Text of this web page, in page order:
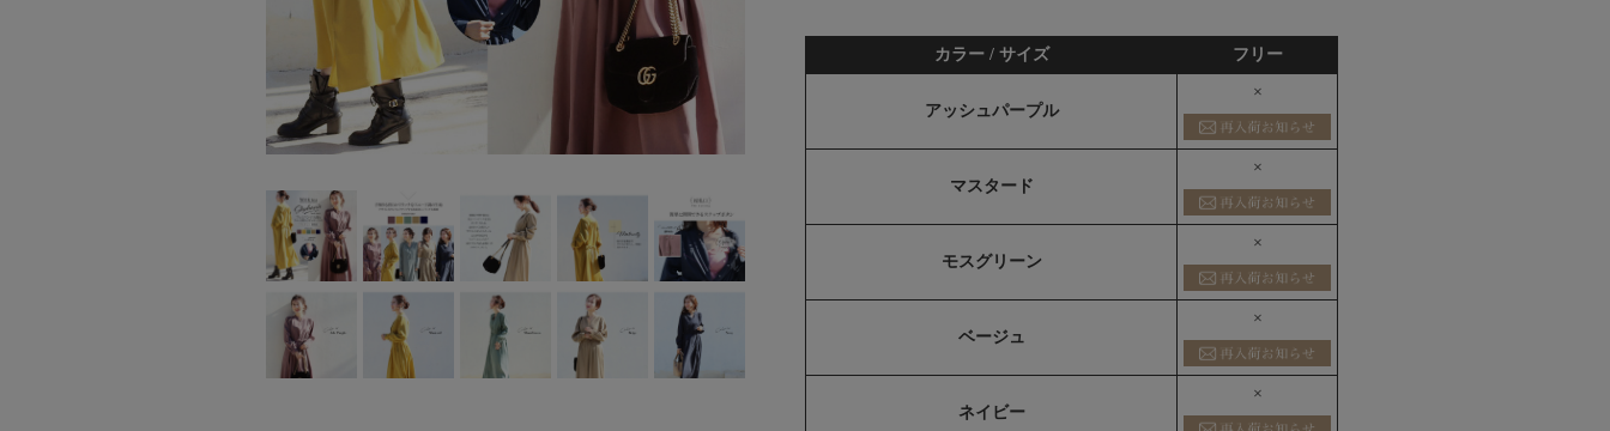
カラー / サイズ フリー
アッシュパープル
×
マスタード
×
モスグリーン
×
ベージュ
×
ネイビー
×